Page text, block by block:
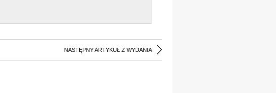
NASTĘPNY ARTYKUŁ Z WYDANIA